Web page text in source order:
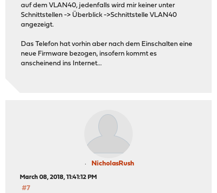
auf dem VLAN40, jedenfalls wird mir keiner unter
Schnittstellen -> Überblick ->Schnittstelle VLAN40
angezeigt.
Das Telefon hat vorhin aber nach dem Einschalten eine
neue Firmware bezogen, insofern kommt es
anscheinend ins Internet...
NicholasRush
March 08, 2018, 11:41:12 PM
#7